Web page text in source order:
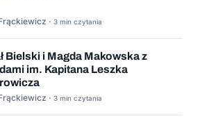
· 3 min czytania
Bielski i Magda Makowska z
im. Kapitana Leszka
· 3 min czytania